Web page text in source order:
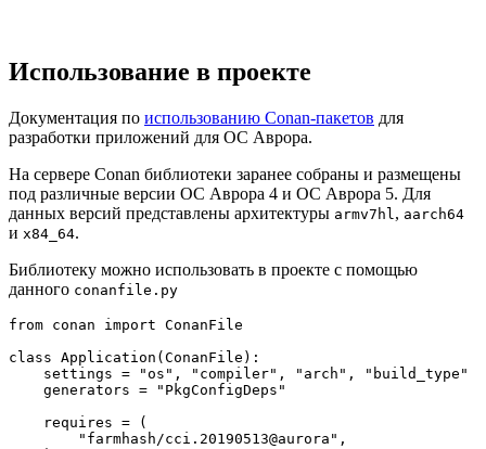
Использование в проекте
Документация по использованию Conan-пакетов для
разработки приложений для ОС Аврора.
На сервере Conan библиотеки заранее собраны и размещены
под различные версии ОС Аврора 4 и ОC Аврора 5. Для
данных версий представлены архитектуры armv7hl, aarch64
и x84_64.
Библиотеку можно использовать в проекте с помощью
данного conanfile.py
from conan import ConanFile
class Application ( ConanFile ):
    settings =
"os" , "compiler" , "arch" ,
"build_type"
    generators =
"PkgConfigDeps"
    requires = (
"farmhash/cci.20190513@aurora" ,